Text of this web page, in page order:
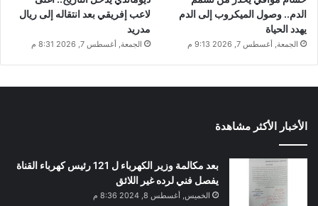
الدم.. وصول الميكروب إلى الدم
يهدد الحياة
الجمعة, أغسطس 7, 2026 9:13 م
لاعب إفريقي بعد انتقاله إلى ريال
مدريد
الجمعة, أغسطس 7, 2026 8:31 م
الأخبار الأكثر مشاهدة
بعد مكالمة وزير الكهرباء ل 121 رئيس كهرباء القناة
يفصل فني لرده غير اللائق
الخميس, أغسطس 8, 2024 8:36 م